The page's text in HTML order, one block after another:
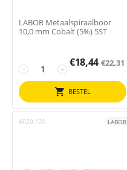
LABOR Metaalspiraalboor
10,0 mm Cobalt (5%) 5ST
+
−
€18,44 €22,31
BESTEL
6020.120 LABOR